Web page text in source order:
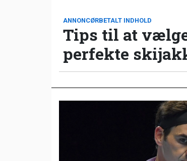
ANNONCØRBETALT INDHOLD
Tips til at
perfekte